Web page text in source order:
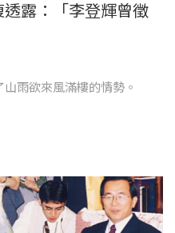
露：「李登輝曾徵
雨欲來風滿樓的情勢。